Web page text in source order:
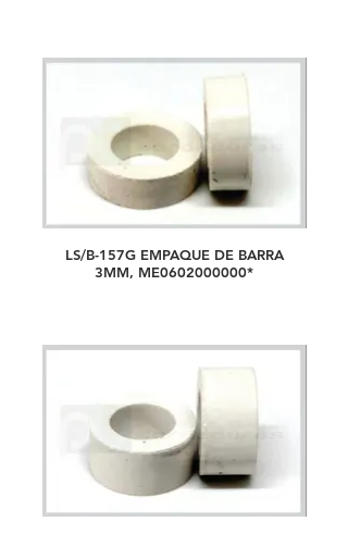
LS/B-157G EMPAQUE DE BARRA
3MM, ME0602000000*